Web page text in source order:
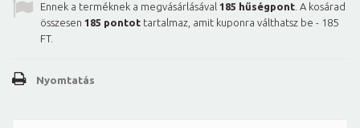
Ennek a terméknek a megvásárlásával 185 hűségpont . A kosárad
összesen 185 pontot tartalmaz, amit kuponra válthatsz be - 185
FT.
Nyomtatás